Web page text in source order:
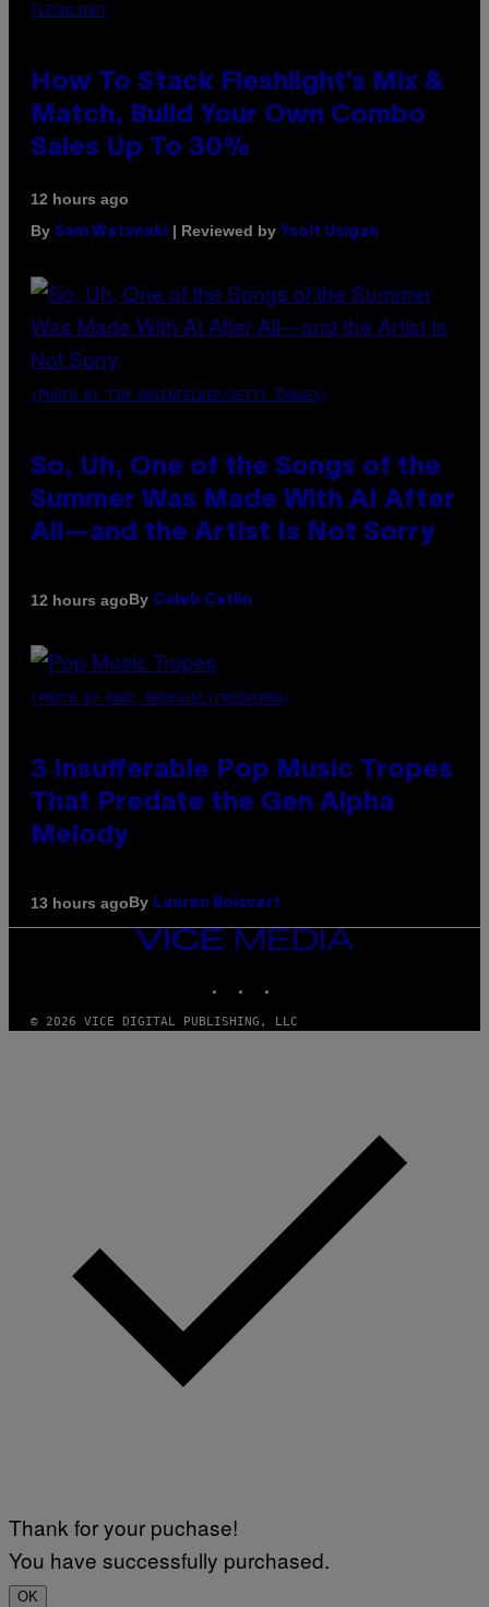
FLESHLIGHT
How To Stack Fleshlight’s Mix &
Match, Build Your Own Combo
Sales Up To 30%
12 hours ago
By Sam Watanuki | Reviewed by Ysolt Usigan
(PHOTO BY TIM MOSENFELDER/GETTY IMAGES)
So, Uh, One of the Songs of the
Summer Was Made With AI After
All—and the Artist Is Not Sorry
12 hours agoBy Caleb Catlin
(PHOTO BY MARC BROUSSELY/REDFERNS)
3 Insufferable Pop Music Tropes
That Predate the Gen Alpha
Melody
13 hours agoBy Lauren Boisvert
VICE
© 2026 VICE DIGITAL PUBLISHING, LLC
Thank for your puchase!
You have successfully purchased.
OK